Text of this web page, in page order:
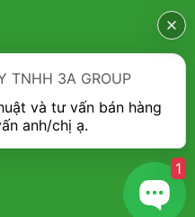
Thành phố Hồ Chí Minh,
TNHH 3A GROUP
và tư vấn bán hàng
1